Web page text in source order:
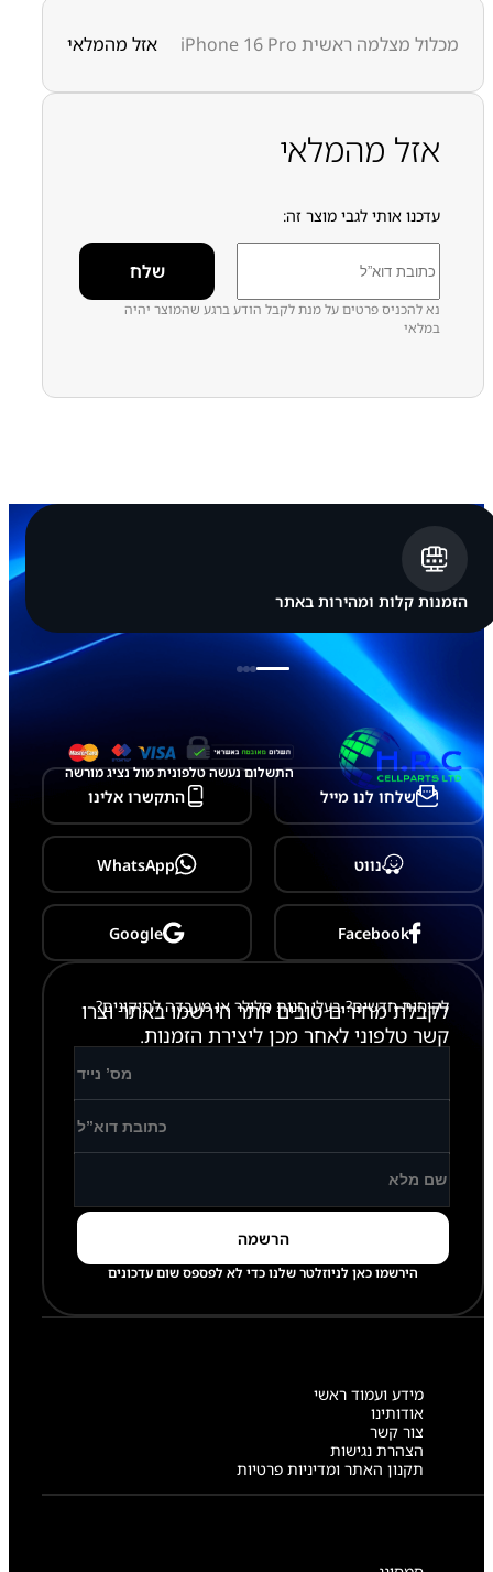
מק״ט:6300000021
קטגוריות:
חילוף עפ"י דגמי מכשירים
מכלול מצלמה ראשית iPhone 16 Pro אזל מהמלאי
אזל מהמלאי
עדכנו אותי לגבי מוצר זה:
נא להכניס פרטים על מנת לקבל הודע ברגע שהמוצר יהיה
במלאי
הזמנות קלות ומהירות באתר
התשלום נעשה טלפונית מול נציג מורשה
שלחו לנו מייל התקשרו אלינו
נווט WhatsApp
Facebook
Google
לקוחות חדשים? בעלי חנות סלולר או מעבדה לתיקונים?
לקבלת מחירים טובים יותר הירשמו באתר וצרו
קשר טלפוני לאחר מכן ליצירת הזמנות.
הירשמו כאן לניוזלטר שלנו כדי לא לפספס שום עדכונים
מידע ועמוד ראשי
אודותינו
צור קשר
הצהרת נגישות
תקנון האתר ומדיניות פרטיות